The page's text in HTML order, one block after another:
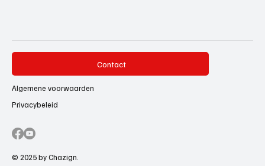
Contact
Algemene voorwaarden
Privacybeleid
© 2025 by Chazign.